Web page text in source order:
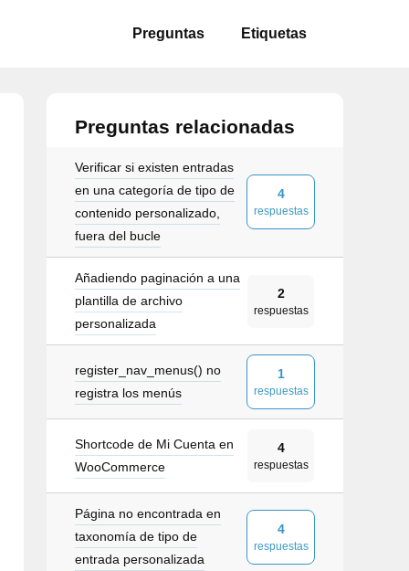
Preguntas Etiquetas
Preguntas relacionadas
Verificar si existen entradas
en una categoría de tipo de
contenido personalizado,
fuera del bucle
4
respuestas
Añadiendo paginación a una
plantilla de archivo
personalizada
2
respuestas
register_nav_menus() no
registra los menús
1
respuestas
Shortcode de Mi Cuenta en
WooCommerce
4
respuestas
Página no encontrada en
taxonomía de tipo de
entrada personalizada
4
respuestas